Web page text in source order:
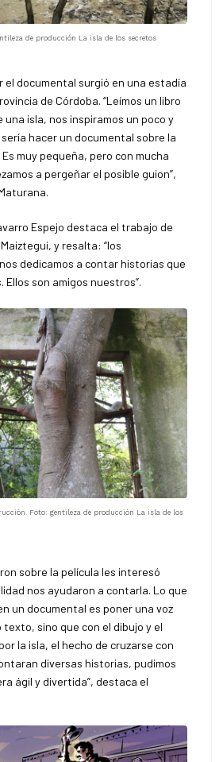
de producción La isla de los secretos
el documental surgió en una estadía
de Córdoba. “Leímos un libro
isla, nos inspiramos un poco y
hacer un documental sobre la
muy pequeña, pero con mucha
a pergeñar el posible guion”,
Espejo destaca el trabajo de
y resalta: “los
dedicamos a contar historias que
son amigos nuestros”.
Foto: gentileza de producción La isla de los
sobre la película les interesó
nos ayudaron a contarla. Lo que
un documental es poner una voz
texto, sino que con el dibujo y el
la isla, el hecho de cruzarse con
diversas historias, pudimos
ágil y divertida”, destaca el